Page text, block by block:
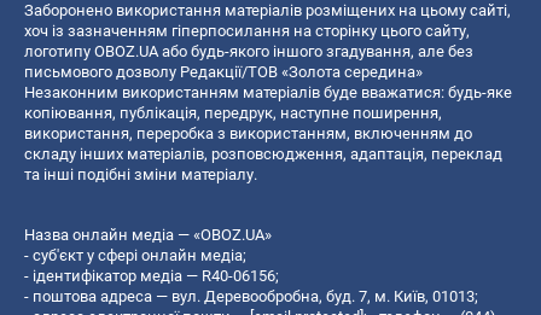
Заборонено використання матеріалів розміщених на цьому сайті,
хоч із зазначенням гіперпосилання на сторінку цього сайту,
логотипу OBOZ.UA або будь-якого іншого згадування, але без
письмового дозволу Редакції/ТОВ «Золота середина»
Незаконним використанням матеріалів буде вважатися: будь-яке
копiювання, публiкацiя, передрук, наступне поширення,
використання, переробка з використанням, включенням до
складу інших матеріалів, розповсюдження, адаптація, переклад
та інші подібні зміни матеріалу.
Назва онлайн медіа — «OBOZ.UA»
- суб'єкт у сфері онлайн медіа;
- ідентифікатор медіа — R40-06156;
- поштова адреса — вул. Деревообробна, буд. 7, м. Київ, 01013;